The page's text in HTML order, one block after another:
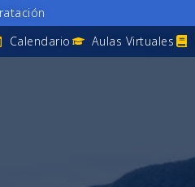
Calendario Aulas Virtuales